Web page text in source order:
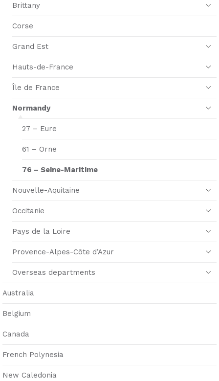
Brittany
Corse
Grand Est
Hauts-de-France
Île de France
Normandy
27 – Eure
61 – Orne
76 – Seine-Maritime
Nouvelle-Aquitaine
Occitanie
Pays de la Loire
Provence-Alpes-Côte d’Azur
Overseas departments
Australia
Belgium
Canada
French Polynesia
New Caledonia